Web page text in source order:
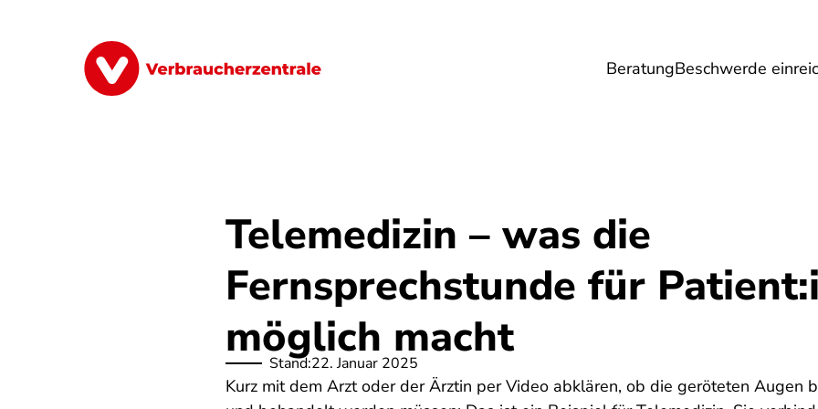
BeratungBeschwerde
Finanzen Digitales Lebensmittel Gesundheit Energie
Telemedizin – was die
Fernsprechstunde für
möglich macht
Stand:22. Januar 2025
Kurz mit dem Arzt oder der Ärztin per Video abklären, ob die geröteten Augen